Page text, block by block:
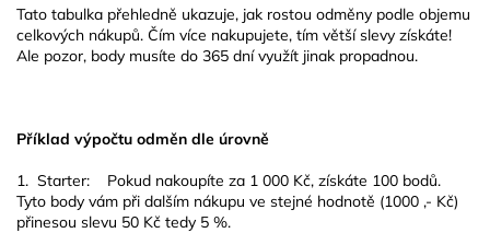
Tato tabulka přehledně ukazuje, jak rostou odměny podle objemu
celkových nákupů. Čím více nakupujete, tím větší slevy získáte!
Ale pozor, body musíte do 365 dní využít jinak propadnou.
Příklad výpočtu odměn dle úrovně
1. Starter: Pokud nakoupíte za 1 000 Kč, získáte 100 bodů.
Tyto body vám při dalším nákupu ve stejné hodnotě (1000 ,- Kč)
přinesou slevu 50 Kč tedy 5 %.